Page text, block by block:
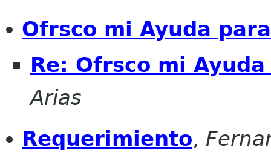
Ofrsco mi Ayuda
Re: Ofrsco mi
Arias
Requerimiento,